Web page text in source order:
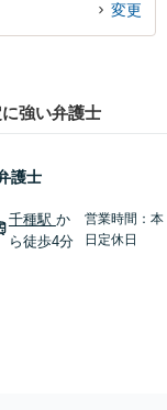
変更
強い弁護士
護士
千種駅 か
ら徒歩4分
営業時間：本
日定休日